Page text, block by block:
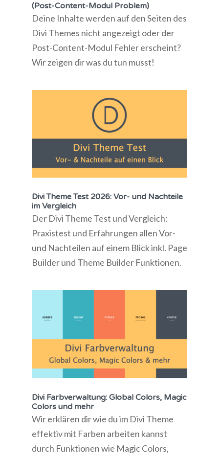
(Post-Content-Modul Problem)
Deine Inhalte werden auf den Seiten des
Divi Themes nicht angezeigt oder der
Post-Content-Modul Fehler erscheint?
Wir zeigen dir was du tun musst!
Divi Theme Test 2026: Vor- und Nachteile
im Vergleich
Der Divi Theme Test und Vergleich:
Praxistest und Erfahrungen allen Vor-
und Nachteilen auf einem Blick inkl. Page
Builder und Theme Builder Funktionen.
Divi Farbverwaltung: Global Colors, Magic
Colors und mehr
Wir erklären dir wie du im Divi Theme
effektiv mit Farben arbeiten kannst
durch Funktionen wie Magic Colors,